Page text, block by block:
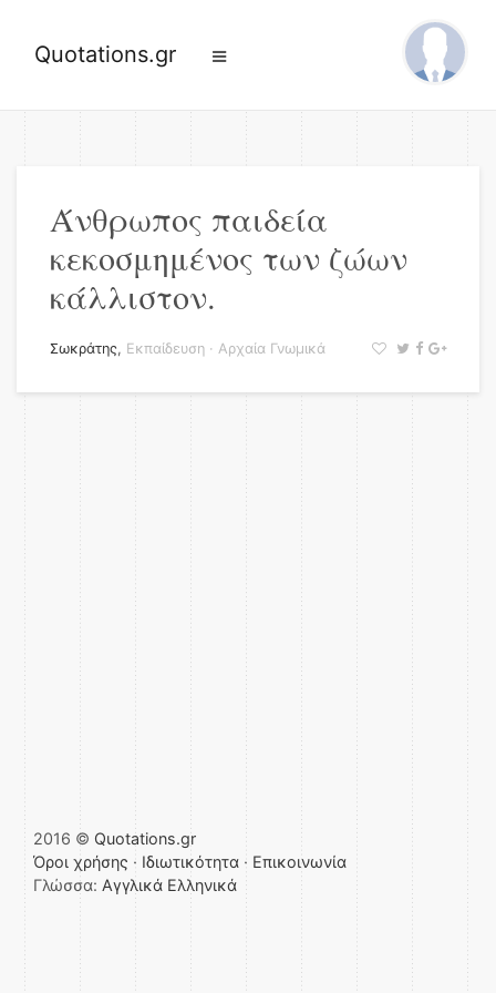
Quotations.gr
Άνθρωπος παιδεία
κεκοσμημένος των ζώων
κάλλιστον.
Σωκράτης, Εκπαίδευση · Αρχαία Γνωμικά
2016 © Quotations.gr
Όροι χρήσης · Ιδιωτικότητα · Επικοινωνία
Γλώσσα: Αγγλικά Ελληνικά